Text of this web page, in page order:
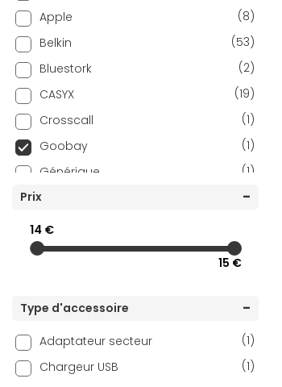
Apple
(8)
Belkin
(53)
Bluestork
(2)
CASYX
(19)
Crosscall
(1)
Goobay
(1)
Générique
(1)
Huawei
(1)
ICY BOX
INOVU
(5)
Mophie
NEDIS
(6)
Port Connect
(5)
Prix
14 €
15 €
Type d'accessoire
Adaptateur secteur
(1)
Chargeur USB
(1)